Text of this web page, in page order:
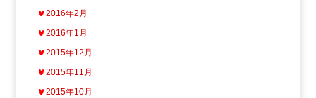
2016年2月
2016年1月
2015年12月
2015年11月
2015年10月